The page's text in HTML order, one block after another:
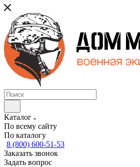
Каталог
По всему сайту
По каталогу
8 (800) 600-51-53
Заказать звонок
Задать вопрос